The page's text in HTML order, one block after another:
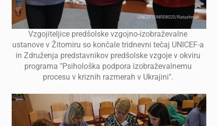
UNICEF/UNI508020/Ratushniak
Vzgojiteljice predšolske vzgojno-izobraževalne
ustanove v Žitomiru so končale tridnevni tečaj UNICEF-a
in Združenja predstavnikov predšolske vzgoje v okviru
programa "Psihološka podpora izobraževalnemu
procesu v kriznih razmerah v Ukrajini".